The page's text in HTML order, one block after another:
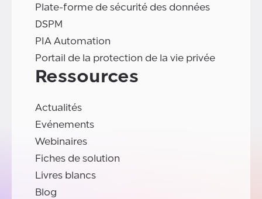
Plate-forme de sécurité des données
DSPM
PIA Automation
Portail de la protection de la vie privée
Ressources
Actualités
Evénements
Webinaires
Fiches de solution
Livres blancs
Blog